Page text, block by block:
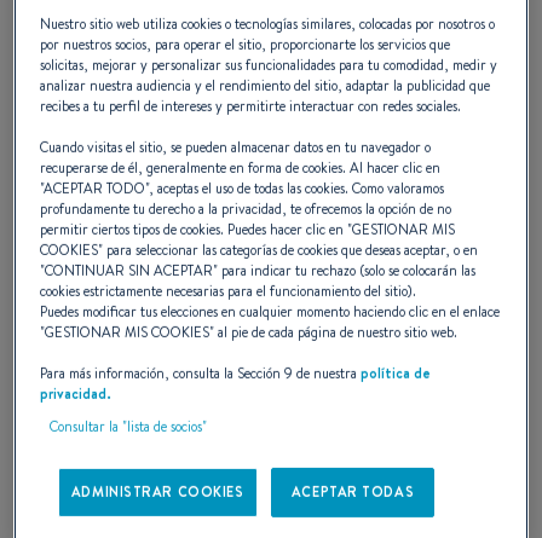
Un festival de estrenos
mundiales y novedades
exclusivas
Acompáñanos del9 al 14 de septiembre
Cannes para el primer gran evento náutico de
la temporada.
Diseño, innovación, rendimiento– nuestros
nuevos barcos dejarán huella tanto en el agua
Terminado
Nuestro sitio web utiliza cookies o tecnologías similares, colocadas por nosotros o
por nuestros socios, para operar el sitio, proporcionarte los servicios que
solicitas, mejorar y personalizar sus funcionalidades para tu comodidad, medir y
analizar nuestra audiencia y el rendimiento del sitio, adaptar la publicidad que
recibes a tu perfil de intereses y permitirte interactuar con redes sociales.
Cuando visitas el sitio, se pueden almacenar datos en tu navegador o
recuperarse de él, generalmente en forma de cookies. Al hacer clic en
"ACEPTAR TODO", aceptas el uso de todas las cookies. Como valoramos
profundamente tu derecho a la privacidad, te ofrecemos la opción de no
permitir ciertos tipos de cookies. Puedes hacer clic en "GESTIONAR MIS
COOKIES" para seleccionar las categorías de cookies que deseas aceptar, o en
"CONTINUAR SIN ACEPTAR" para indicar tu rechazo (solo se colocarán las
cookies estrictamente necesarias para el funcionamiento del sitio).
Puedes modificar tus elecciones en cualquier momento haciendo clic en el enlace
"GESTIONAR MIS COOKIES" al pie de cada página de nuestro sitio web.
Para más información, consulta la Sección 9 de nuestrapolítica de
privacidad.
Consultar la "lista de socios"
ADMINISTRAR COOKIES ACEPTAR TODAS